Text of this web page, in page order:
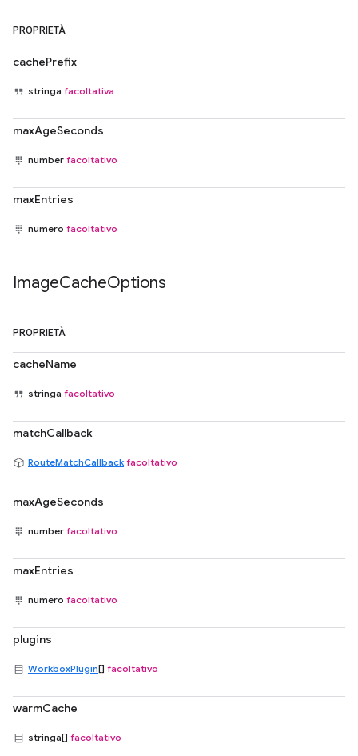
PROPRIETÀ
cachePrefix
stringa facoltativa
maxAgeSeconds
number facoltativo
maxEntries
numero facoltativo
ImageCacheOptions
PROPRIETÀ
cacheName
stringa facoltativo
matchCallback
RouteMatchCallback facoltativo
maxAgeSeconds
number facoltativo
maxEntries
numero facoltativo
plugins
WorkboxPlugin[] facoltativo
warmCache
stringa[] facoltativo